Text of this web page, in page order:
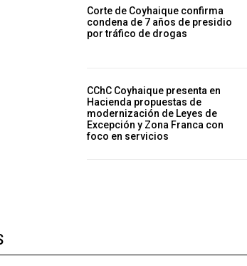
Corte de Coyhaique confirma
condena de 7 años de presidio
por tráfico de drogas
CChC Coyhaique presenta en
Hacienda propuestas de
modernización de Leyes de
Excepción y Zona Franca con
foco en servicios